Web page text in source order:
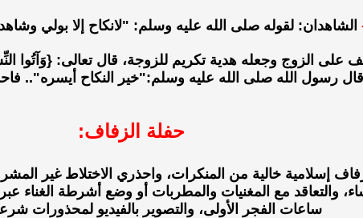
الشاهدان: لقوله صلى الله عليه وسلم: "لانكاح إلا بولي
رسول الله صلى الله عليه وسلم:"خير النكاح أيسره"..
حفلة الزفاف:
إسلامية خالية من المنكرات، واحذري الاختلاط غير
والتعاقد مع المغنيات والمطربات أو وضع أشرطة
ساعات الفجر الأولى، والتصوير بالفيديو لمحذورات